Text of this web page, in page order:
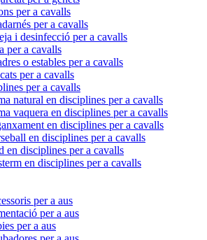
per a cavalls
per a cavalls
i desinfecció per a cavalls
per a cavalls
o estables per a cavalls
per a cavalls
per a cavalls
natural en disciplines per a cavalls
vaquera en disciplines per a cavalls
en disciplines per a cavalls
en disciplines per a cavalls
en disciplines per a cavalls
en disciplines per a cavalls
per a aus
per a aus
per a aus